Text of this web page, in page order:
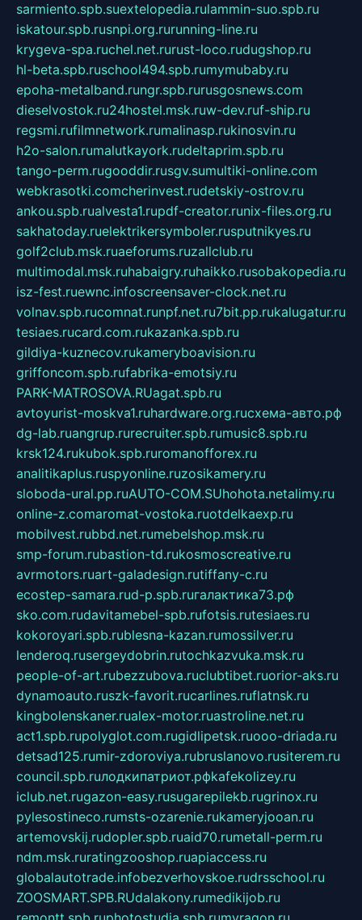
sarmiento.spb.suextelopedia.rulammin-suo.spb.ru
iskatour.spb.rusnpi.org.rurunning-line.ru
krygeva-spa.ruchel.net.rurust-loco.rudugshop.ru
hl-beta.spb.ruschool494.spb.rumymubaby.ru
epoha-metalband.rungr.spb.rurusgosnews.com
dieselvostok.ru24hostel.msk.ruw-dev.ruf-ship.ru
regsmi.rufilmnetwork.rumalinasp.rukinosvin.ru
h2o-salon.rumalutkayork.rudeltaprim.spb.ru
tango-perm.rugooddir.rusgv.sumultiki-online.com
webkrasotki.comcherinvest.rudetskiy-ostrov.ru
ankou.spb.rualvesta1.rupdf-creator.runix-files.org.ru
sakhatoday.ruelektrikersymboler.rusputnikyes.ru
golf2club.msk.ruaeforums.ruzallclub.ru
multimodal.msk.ruhabaigry.ruhaikko.rusobakopedia.ru
isz-fest.ruewnc.infoscreensaver-clock.net.ru
volnav.spb.rucomnat.runpf.net.ru7bit.pp.rukalugatur.ru
tesiaes.rucard.com.rukazanka.spb.ru
gildiya-kuznecov.rukameryboavision.ru
griffoncom.spb.rufabrika-emotsiy.ru
PARK-MATROSOVA.RUagat.spb.ru
avtoyurist-moskva1.ruhardware.org.ruсхема-авто.рф
dg-lab.ruangrup.rurecruiter.spb.rumusic8.spb.ru
krsk124.rukubok.spb.ruromanofforex.ru
analitikaplus.ruspyonline.ruzosikamery.ru
sloboda-ural.pp.ruAUTO-COM.SUhohota.netalimy.ru
online-z.comaromat-vostoka.ruotdelkaexp.ru
mobilvest.rubbd.net.rumebelshop.msk.ru
smp-forum.rubastion-td.rukosmoscreative.ru
avrmotors.ruart-galadesign.rutiffany-c.ru
ecostep-samara.rud-p.spb.ruгалактика73.рф
sko.com.rudavitamebel-spb.rufotsis.rutesiaes.ru
kokoroyari.spb.rublesna-kazan.rumossilver.ru
lenderoq.rusergeydobrin.rutochkazvuka.msk.ru
people-of-art.rubezzubova.ruclubtibet.ruorior-aks.ru
dynamoauto.ruszk-favorit.rucarlines.ruflatnsk.ru
kingbolenskaner.rualex-motor.ruastroline.net.ru
act1.spb.rupolyglot.com.rugidlipetsk.ruooo-driada.ru
detsad125.rumir-zdoroviya.rubruslanovo.rusiterem.ru
council.spb.ruлодкипатриот.рфkafekolizey.ru
iclub.net.rugazon-easy.rusugarepilekb.rugrinox.ru
pylesostineco.rumsts-ozarenie.rukameryjooan.ru
artemovskij.rudopler.spb.ruaid70.rumetall-perm.ru
ndm.msk.ruratingzooshop.ruapiaccess.ru
globalautotrade.infobezverhovskoe.rudrsschool.ru
ZOOSMART.SPB.RUdalakony.rumedikijob.ru